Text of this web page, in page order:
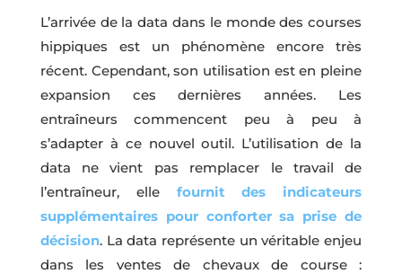
L’arrivée de la data dans le monde des courses
hippiques est un phénomène encore très
récent. Cependant, son utilisation est en pleine
expansion ces dernières années. Les
entraîneurs commencent peu à peu à
s’adapter à ce nouvel outil. L’utilisation de la
data ne vient pas remplacer le travail de
l’entraîneur, elle fournit des indicateurs
supplémentaires pour conforter sa prise de
décision. La data représente un véritable enjeu
dans les ventes de chevaux de course :